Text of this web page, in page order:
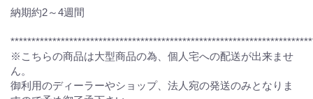
納期約2～4週間
※こちらの商品は大型商品の為、個人宅への配送が出来ませ
ん。
御利用のディーラーやショップ、法人宛の発送のみとなりま